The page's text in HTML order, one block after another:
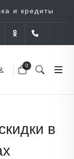
и кредиты
VK OK
0
в